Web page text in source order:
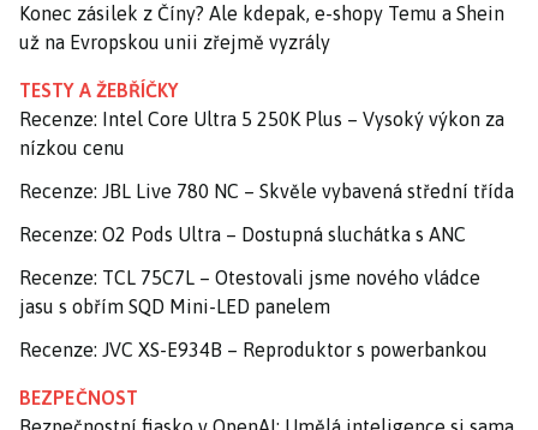
Konec zásilek z Číny? Ale kdepak, e-shopy Temu a Shein
už na Evropskou unii zřejmě vyzrály
TESTY A ŽEBŘÍČKY
Recenze: Intel Core Ultra 5 250K Plus – Vysoký výkon za
nízkou cenu
Recenze: JBL Live 780 NC – Skvěle vybavená střední třída
Recenze: O2 Pods Ultra – Dostupná sluchátka s ANC
Recenze: TCL 75C7L – Otestovali jsme nového vládce
jasu s obřím SQD Mini-LED panelem
Recenze: JVC XS-E934B – Reproduktor s powerbankou
BEZPEČNOST